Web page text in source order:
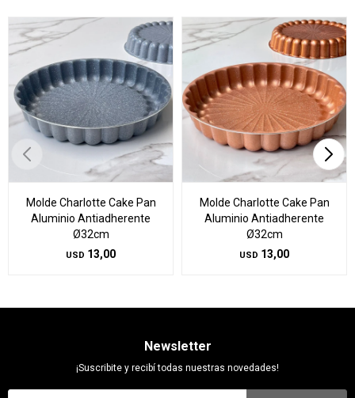
Molde Charlotte Cake Pan
Aluminio Antiadherente
Ø32cm
USD 13,00
Molde Charlotte Cake Pan
Aluminio Antiadherente
Ø32cm
USD 13,00
Newsletter
¡Suscribite y recibí todas nuestras novedades!